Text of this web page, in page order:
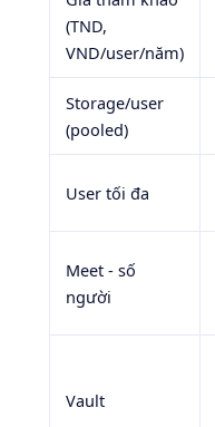
(TND,
VND/user/năm)
Storage/user
(pooled)
User tối đa
Meet - số
người
Vault